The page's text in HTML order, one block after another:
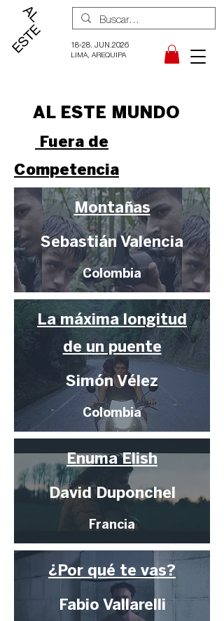
18-28. JUN.2026
LIMA, AREQUIPA
AL ESTE MUNDO
Fuera de
Competencia
Montañas
Sebastián Valencia
Colombia
La máxima longitud
de un puente
Simón Vélez
Colombia
Enuma Elish
David Duponchel
Francia
¿Por qué te vas?
Fabio Vallarelli